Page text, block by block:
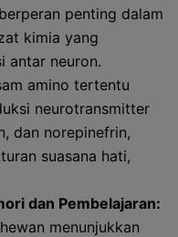
penting dalam
kimia yang
antar neuron.
amino tertentu
neurotransmitter
dan norepinefrin,
suasana hati,
dan Pembelajaran:
menunjukkan